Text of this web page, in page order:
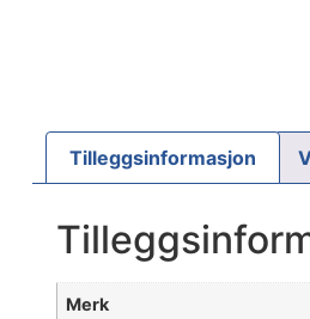
Tilleggsinformasjon
Merk